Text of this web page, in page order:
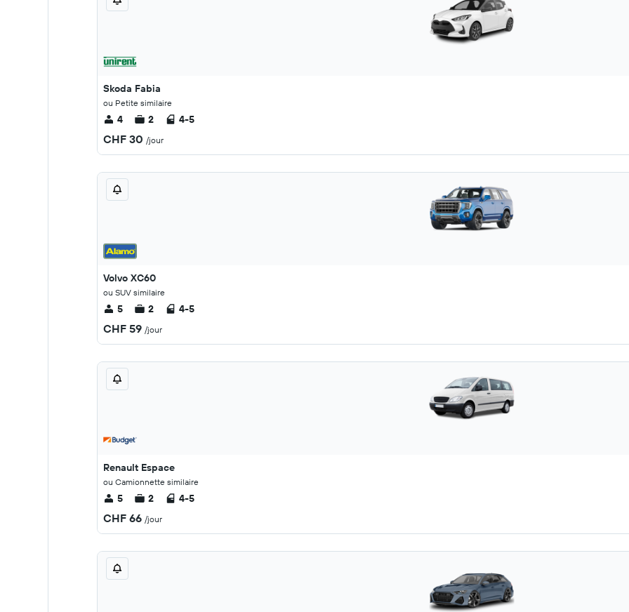
Skoda Fabia
ou Petite similaire
4 2 4-5
CHF 30 /jour
Volvo XC60
ou SUV similaire
5 2 4-5
CHF 59 /jour
Renault Espace
ou Camionnette similaire
5 2 4-5
CHF 66 /jour